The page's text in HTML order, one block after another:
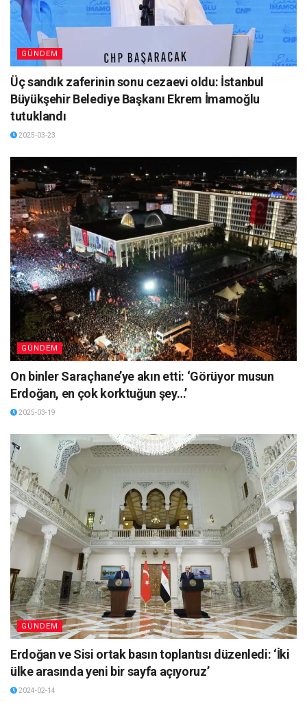
GÜNDEM
Üç sandık zaferinin sonu cezaevi oldu: İstanbul
Büyükşehir Belediye Başkanı Ekrem İmamoğlu
tutuklandı
2025-03-23
GÜNDEM
On binler Saraçhane’ye akın etti: ‘Görüyor musun
Erdoğan, en çok korktuğun şey…’
2025-03-19
GÜNDEM
Erdoğan ve Sisi ortak basın toplantısı düzenledi: ‘İki
ülke arasında yeni bir sayfa açıyoruz’
2024-02-14